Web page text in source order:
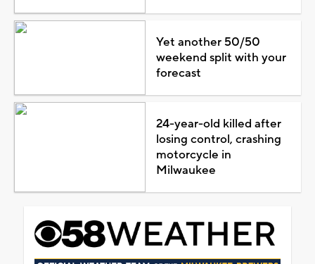
Yet another 50/50
weekend split with your
forecast
24-year-old killed after
losing control, crashing
motorcycle in
Milwaukee